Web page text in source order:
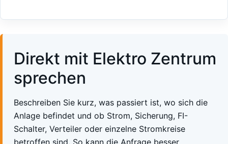
Direkt mit Elektro Zentrum
sprechen
Beschreiben Sie kurz, was passiert ist, wo sich die
Anlage befindet und ob Strom, Sicherung, FI-
Schalter, Verteiler oder einzelne Stromkreise